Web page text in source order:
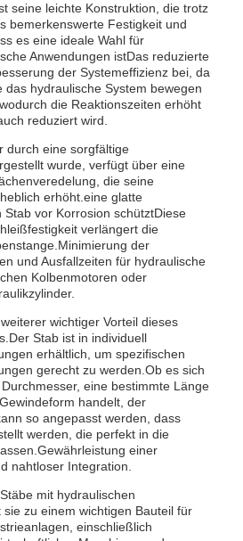
seine leichte Konstruktion, die trotz
bemerkenswerte Festigkeit und
es eine ideale Wahl für
Anwendungen istDas reduzierte
der Systemeffizienz bei, da
das hydraulische System bewegen
die Reaktionszeiten erhöht
reduziert wird.
durch eine sorgfältige
wurde, verfügt über eine
die seine
erhöht.eine glatte
vor Korrosion schütztDiese
verlängert die
der
und Ausfallzeiten für hydraulische
Kolbenmotoren oder
wichtiger Vorteil dieses
Stab ist in individuell
erhältlich, um spezifischen
gerecht zu werden.Ob es sich
eine bestimmte Länge
handelt, der
so angepasst werden, dass
werden, die perfekt in die
einer
nahtloser Integration.
mit hydraulischen
zu einem wichtigen Bauteil für
einschließlich